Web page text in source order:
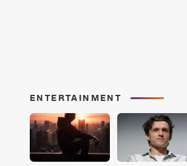
ENTERTAINMENT